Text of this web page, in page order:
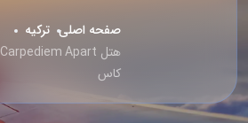
صفحه اصلی ترکیه
هتل Carpediem Apart
کاس